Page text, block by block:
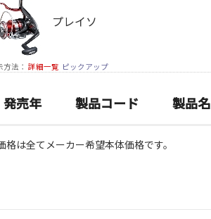
プレイソ
方法： 詳細一覧 ピックアップ
発売年 製品コード 製品名
格は全てメーカー希望本体価格です。